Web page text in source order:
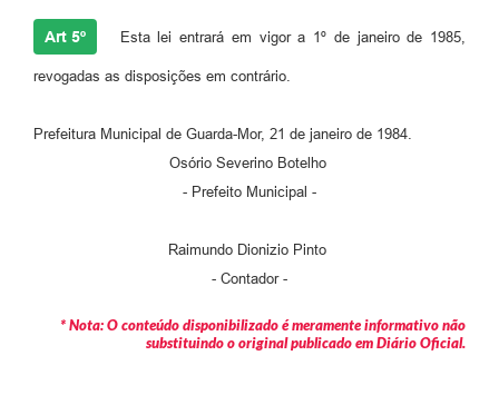
Art 5º Esta lei entrará em vigor a 1º de janeiro de 1985,
revogadas as disposições em contrário.
Prefeitura Municipal de Guarda-Mor, 21 de janeiro de 1984.
Osório Severino Botelho
- Prefeito Municipal -
Raimundo Dionizio Pinto
- Contador -
* Nota: O conteúdo disponibilizado é meramente informativo não
substituindo o original publicado em Diário Oficial.